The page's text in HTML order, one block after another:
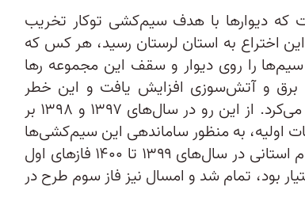
که دیوارها با هدف سیم‌کشی توکار تخریب
اختراع به استان لرستان رسید، هر کس که
را روی دیوار و سقف این مجموعه رها
برق و آتش‌سوزی افزایش یافت و این خطر
مجموعه قلعه فلک‌الافلاک را تهدید می‌کرد. از این رو در سال‌های ۱۳۹۷ و ۱۳۹۸ بر
اولیه، به منظور ساماندهی این سیم‌کشی‌ها
کاری انجام دهیم.» به گفته این مقام استانی در سال‌های ۱۳۹۹ تا ۱۴۰۰ فازهای اول
بود، تمام شد و امسال نیز فاز سوم طرح در